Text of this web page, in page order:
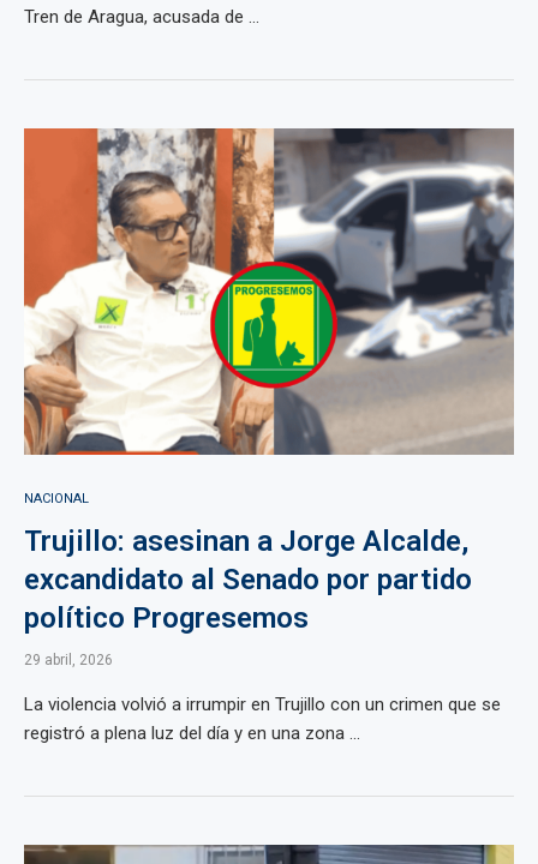
Tren de Aragua, acusada de ...
NACIONAL
Trujillo: asesinan a Jorge Alcalde,
excandidato al Senado por partido
político Progresemos
29 abril, 2026
La violencia volvió a irrumpir en Trujillo con un crimen que se
registró a plena luz del día y en una zona ...